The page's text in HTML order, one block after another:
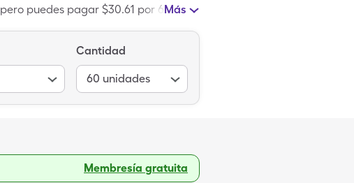
puedes pagar $30.61 por 60,Más
Cantidad
60 unidades
Membresía gratuita